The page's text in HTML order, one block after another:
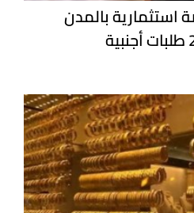
تطرح 99 فرصة استثمارية بالمدن